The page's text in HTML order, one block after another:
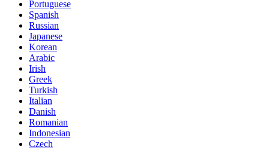
Portuguese
Spanish
Russian
Japanese
Korean
Arabic
Irish
Greek
Turkish
Italian
Danish
Romanian
Indonesian
Czech